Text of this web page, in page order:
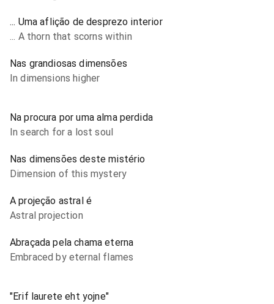
... Uma aflição de desprezo interior
... A thorn that scorns within
Nas grandiosas dimensões
In dimensions higher
Na procura por uma alma perdida
In search for a lost soul
Nas dimensões deste mistério
Dimension of this mystery
A projeção astral é
Astral projection
Abraçada pela chama eterna
Embraced by eternal flames
"Erif laurete eht yojne"